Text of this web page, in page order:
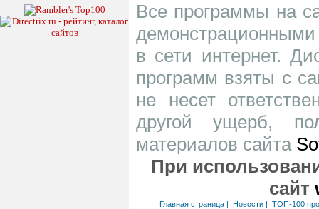
Все программы на
в сети интернет.
программ взяты с
не несет
другой ущерб,
материалов сайта
При
сайт
Главная страница| Новости| ТОП-100